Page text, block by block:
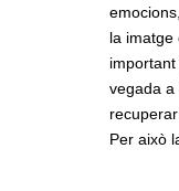
la imatge
vegada a
Per això